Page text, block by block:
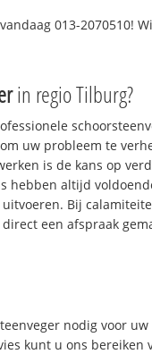
013-2070510!
in regio Tilburg?
uw probleem te
is de kans op
hebben altijd
Bij
een afspraak
nodig voor uw
kunt u ons bereiken